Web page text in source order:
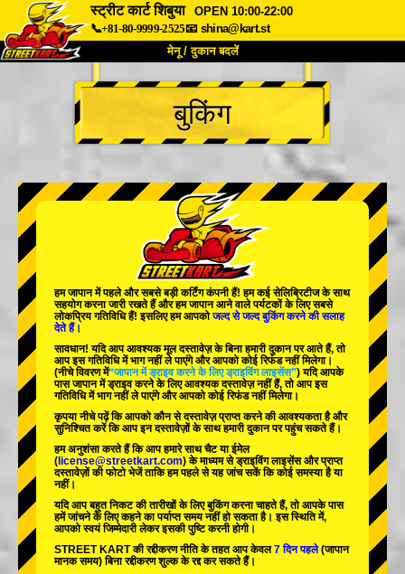
स्ट्रीट कार्ट शिबुया
OPEN 10:00-22:00
📞+81-80-9999-2525📧 shina@kart.st
मेनू / दुकान बदलें
TOP
हमारे बारे में विशेषताएँ कीमत
कंपनी बुकिंग
शाखा बदलें
टोक्यो अकीहबारा#2
टोक्यो शिबुया एनेक्स टोक्यो बे
टोक्यो असाकुसा
ओकिनावा
बुकिंग
हम जापान मेंपहलेऔरसबसे बड़ी कर्टिंग कंपनीहैं! हमकई सेलिब्रिटीजके साथ
सहयोग करना जारी रखते हैं और हम जापान आने वाले पर्यटकों के लिएसबसे
लोकप्रिय गतिविधिहैं! इसलिए हम आपकोजल्द से जल्द बुकिंग करने की सलाह
देते हैं।
सावधान! यदि आप आवश्यक मूल दस्तावेज़ के बिना हमारी दुकान पर आते हैं, तो
आप इस गतिविधि में भाग नहीं ले पाएंगे और आपको कोई रिफंड नहीं मिलेगा।
(नीचे विवरण में“जापान में ड्राइव करने के लिए ड्राइविंग लाइसेंस”) यदि आपके
पास जापान में ड्राइव करने के लिए आवश्यक दस्तावेज़ नहीं हैं, तो आप इस
गतिविधि में भाग नहीं ले पाएंगे और आपको कोई रिफंड नहीं मिलेगा।
कृपया नीचे पढ़ें कि आपको कौन से दस्तावेज़ प्राप्त करने की आवश्यकता है और
सुनिश्चित करें कि आप इन दस्तावेज़ों के साथ हमारी दुकान पर पहुंच सकते हैं।
हम अनुशंसा करते हैं कि आप हमारे साथ चैट या ईमेल
( license@streetkart.com) के माध्यम से ड्राइविंग लाइसेंस और प्राप्त
दस्तावेज़ों की फोटो भेजें ताकि हम पहले से यह जांच सकें कि कोई समस्या है या
नहीं।
यदि आप बहुत निकट की तारीखों के लिए बुकिंग करना चाहते हैं, तो आपके पास
हमें जांचने के लिए कहने का पर्याप्त समय नहीं हो सकता है। इस स्थिति में,
आपको स्वयं जिम्मेदारी लेकर इसकी पुष्टि करनी होगी।
STREET KART की रद्दीकरण नीति के तहत आप केवल7 दिन पहले(जापान
मानक समय) बिना रद्दीकरण शुल्क के रद्द कर सकते हैं।